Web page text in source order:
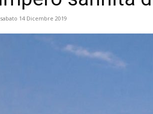
sabato 14 Dicembre 2019